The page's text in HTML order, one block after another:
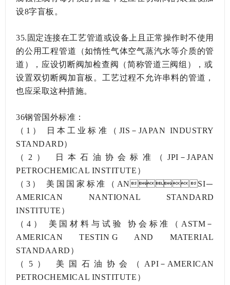
设8字盲板。
35.固定连接在工艺管道或设备上且正常操作时不使用
的公用工程管道（如惰性气体空气蒸汽水等介质的管
道），应设切断阀加检查阀（简称管道三阀组），或
设置双切断阀加盲板。工艺过程不允许串料的管道，
也应采取这种措施。
36钢管国外标准：
（1）
日本工业标准（JIS－JAPAN INDUSTRY
STANDARD）
（2）
日本石油协会标准（JPI－JAPAN
PETROCHEMICAL INSTITUTE）
（3） 美国国家标准（ANSI－
AMERICAN NANTIONAL STANDARD
INSTITUTE）
（4） 美国材料与试验协会标准（ASTM－
AMERICAN TESTING AND MATERIAL
STANDAARD）
（5） 美国石油协会（API－AMERICAN
PETROCHEMICAL INSTITUTE）